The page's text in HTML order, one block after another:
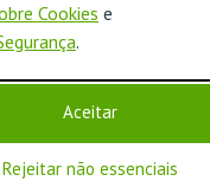
Cookies e
.
Aceitar
Rejeitar não essenciais